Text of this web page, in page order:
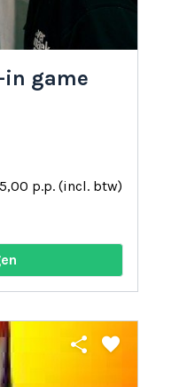
in game
p.p. (incl. btw)
share favorite